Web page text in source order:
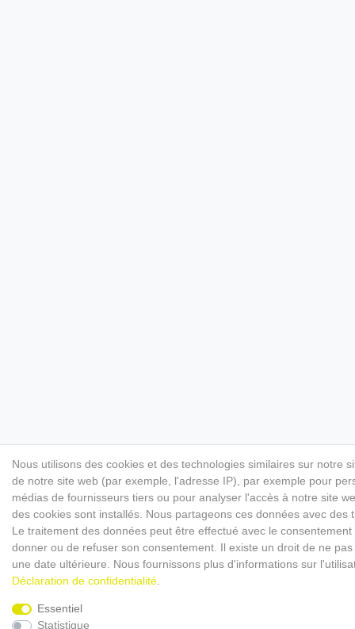
Nous utilisons des cookies et des technologies similaires sur notre
de notre site web (par exemple, l'adresse IP), par exemple pour
médias de fournisseurs tiers ou pour analyser l'accès à notre site
des cookies sont installés. Nous partageons ces données avec
Le traitement des données peut être effectué avec le
donner ou de refuser son consentement. Il existe un droit de ne
une date ultérieure. Nous fournissons plus d'informations sur
Déclaration de confidentialité
Essentiel
Statistique